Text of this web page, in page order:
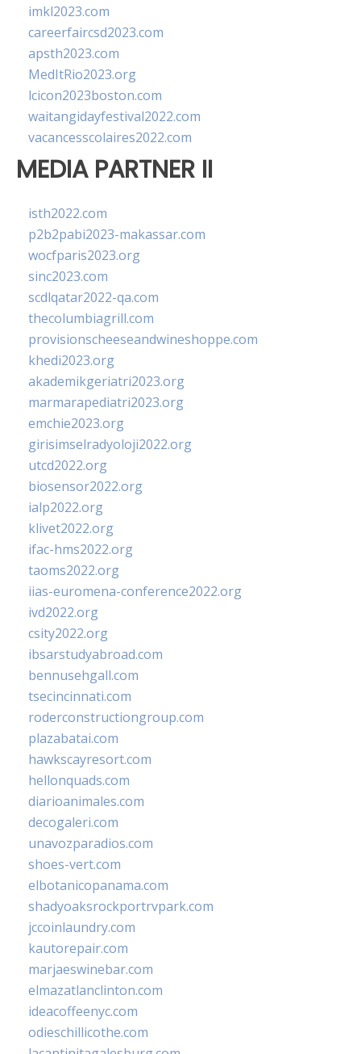
imkl2023.com
careerfaircsd2023.com
apsth2023.com
MedItRio2023.org
lcicon2023boston.com
waitangidayfestival2022.com
vacancesscolaires2022.com
MEDIA PARTNER II
isth2022.com
p2b2pabi2023-makassar.com
wocfparis2023.org
sinc2023.com
scdlqatar2022-qa.com
thecolumbiagrill.com
provisionscheeseandwineshoppe.com
khedi2023.org
akademikgeriatri2023.org
marmarapediatri2023.org
emchie2023.org
girisimselradyoloji2022.org
utcd2022.org
biosensor2022.org
ialp2022.org
klivet2022.org
ifac-hms2022.org
taoms2022.org
iias-euromena-conference2022.org
ivd2022.org
csity2022.org
ibsarstudyabroad.com
bennusehgall.com
tsecincinnati.com
roderconstructiongroup.com
plazabatai.com
hawkscayresort.com
hellonquads.com
diarioanimales.com
decogaleri.com
unavozparadios.com
shoes-vert.com
elbotanicopanama.com
shadyoaksrockportrvpark.com
jccoinlaundry.com
kautorepair.com
marjaeswinebar.com
elmazatlanclinton.com
ideacoffeenyc.com
odieschillicothe.com